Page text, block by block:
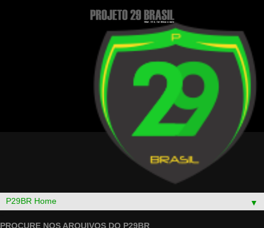
▼
PROCURE NOS ARQUIVOS DO P29BR